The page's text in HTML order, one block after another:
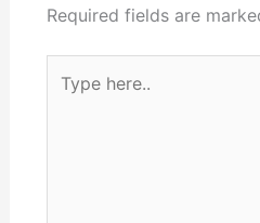
Required fields are
here..